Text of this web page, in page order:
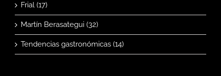
Frial (17)
Martín Berasategui (32)
Tendencias gastronómicas (14)